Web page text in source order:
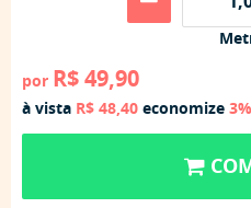
por R$ 49,90
à vista R$ 48,40 economize 3%